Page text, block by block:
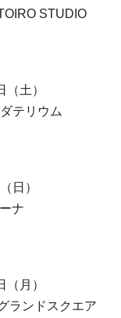
STUDIO
土）
テリウム
日）
ナ
月）
ランドスクエア